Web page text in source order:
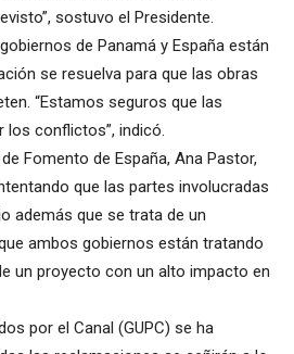
sostuvo el Presidente.
de Panamá y España están
se resuelva para que las obras
“Estamos seguros que las
los conflictos”, indicó.
Fomento de España, Ana Pastor,
que las partes involucradas
además que se trata de un
ambos gobiernos están tratando
un proyecto con un alto impacto en
por el Canal (GUPC) se ha